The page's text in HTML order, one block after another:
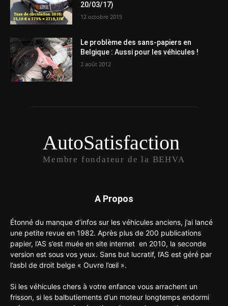
20/03/17)
12 octobre 2015
Le problème des sans-papiers en
Belgique : Aussi pour les véhicules !
2 août 2012
AutoSatisfaction
Membre fondateur de la BEHVA
A Propos
Étonné du manque d’infos sur les véhicules anciens, j’ai lancé
une petite revue en 1982. Après plus de 200 publications
papier, l’AS s’est muée en site internet en 2010, la seconde
version est sous vos yeux. Sans but lucratif, l’AS est géré par
l’asbl de droit belge « Ouvre l’œil ».
Si les véhicules chers à votre enfance vous arrachent un
frisson, si les balbutiements d’un moteur longtemps endormi